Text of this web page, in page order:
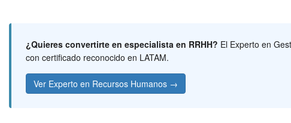
¿Quieres convertirte en especialista en RRHH? El Experto en
con certificado reconocido en LATAM.
Ver Experto en Recursos Humanos →